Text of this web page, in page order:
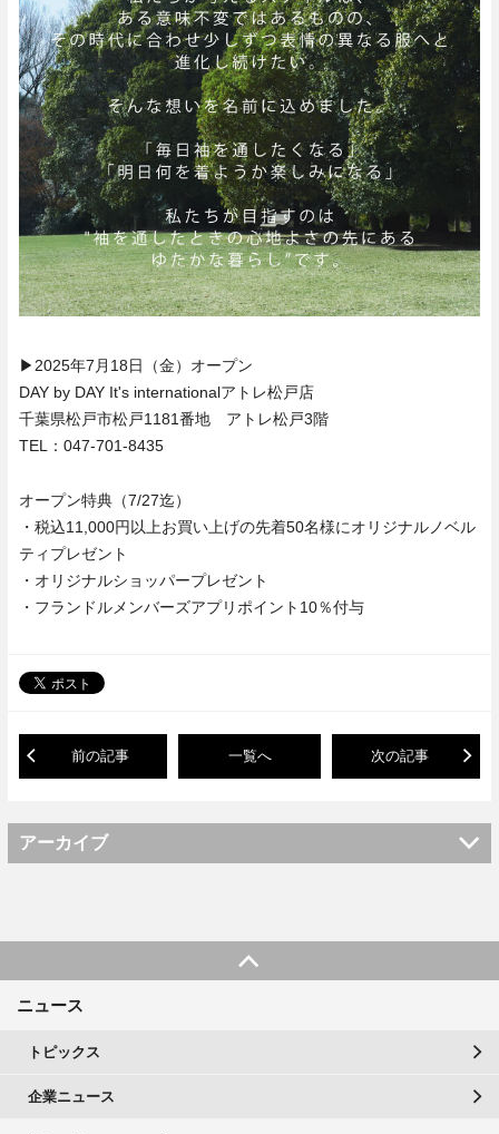
▶2025年7月18日（金）オープン
DAY by DAY It's internationalアトレ松戸店
千葉県松戸市松戸1181番地 アトレ松戸3階
TEL：047-701-8435
オープン特典（7/27迄）
・税込11,000円以上お買い上げの先着50名様にオリジナルノベル
ティプレゼント
・オリジナルショッパープレゼント
・フランドルメンバーズアプリポイント10％付与
前の記事 一覧へ 次の記事
アーカイブ
ニュース
トピックス
企業ニュース